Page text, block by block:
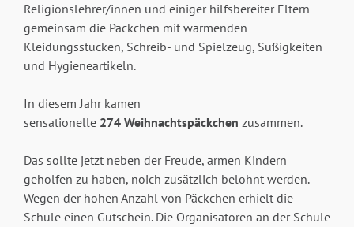
Religionslehrer/innen und einiger hilfsbereiter Eltern
gemeinsam die Päckchen mit wärmenden
Kleidungsstücken, Schreib- und Spielzeug, Süßigkeiten
und Hygieneartikeln.
In diesem Jahr kamen
sensationelle 274 Weihnachtspäckchen zusammen.
Das sollte jetzt neben der Freude, armen Kindern
geholfen zu haben, noich zusätzlich belohnt werden.
Wegen der hohen Anzahl von Päckchen erhielt die
Schule einen Gutschein. Die Organisatoren an der Schule